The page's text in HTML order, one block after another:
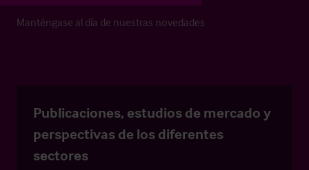
Manténgase al día de nuestras novedades
Publicaciones, estudios de mercado y
perspectivas de los diferentes
sectores